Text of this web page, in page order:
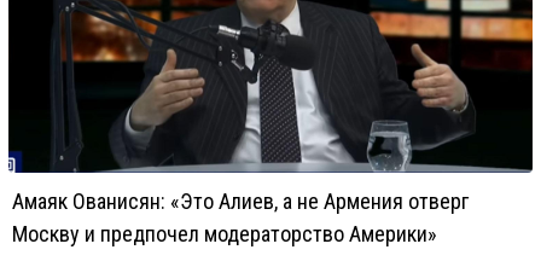
Амаяк Ованисян: «Это Алиев, а не Армения отверг
Москву и предпочел модераторство Америки»